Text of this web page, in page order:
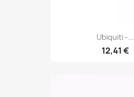
Ubiquiti -...
12,41 €